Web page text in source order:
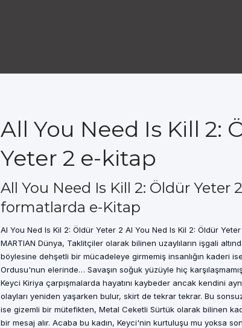
All You Need Is Kill 2:
Yeter 2 e-kitap
All You Need Is Kill 2: Öldür Yeter
formatlarda e-Kitap
Al You Ned Is Kil 2: Öldür Yeter 2 Al You Ned Is Kil 2: Öldür Yeter
MARTIAN Dünya, Taklitçiler olarak bilinen uzaylıların işgali
böylesine dehşetli bir mücadeleye girmemiş insanlığın kaderi
Ordusu'nun elerinde… Savaşın soğuk yüzüyle hiç
Keyci Kiriya çarpışmalarda hayatını kaybeder ancak kendini
olayları yeniden yaşarken bulur, skirt de tekrar tekrar. Bu
ise gizemli bir mütefikten, Metal Ceketli Sürtük olarak bilinen
bir mesaj alır. Acaba bu kadın, Keyci'nin kurtuluşu mu yoksa